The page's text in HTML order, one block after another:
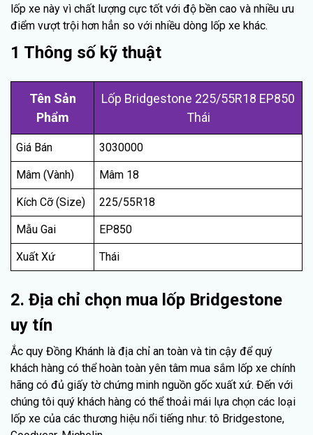
lốp xe này vì chất lượng cực tốt với độ bền cao và nhiều ưu
điểm vượt trội hơn hẳn so với nhiều dòng lốp xe khác.
1 Thông số kỹ thuật
Tên Sản
Phẩm
Lốp Bridgestone 225/55R18 EP850
Thái
Giá Bán 3030000
Mâm (Vành) Mâm 18
Kích Cỡ (Size) 225/55R18
Mẫu Gai EP850
Xuất Xứ Thái
2. Địa chỉ chọn mua lốp Bridgestone
uy tín
Ắc quy Đồng Khánh là địa chỉ an toàn và tin cậy để quý
khách hàng có thể hoàn toàn yên tâm mua sắm lốp xe chính
hãng có đủ giấy tờ chứng minh nguồn gốc xuất xứ. Đến với
chúng tôi quý khách hàng có thể thoải mái lựa chọn các loại
lốp xe của các thương hiệu nổi tiếng như: tô Bridgestone,